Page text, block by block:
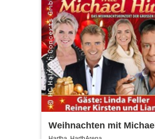
Weihnachten mit Michael